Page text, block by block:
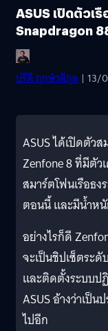
ASUS เปิดตัวเ
Snapdragon
ปรีดี ฤกษ์วลีกุล | 13/
ASUS ได้เปิดตัว
Zenfone 8 ที่มีตัว
สมาร์ตโฟนเรือธ
ตอนนี้ และมีน้ำหนั
อย่างไรก็ดี
จะเป็นชิปเซ็ตระดั
และติดตั้งระบบป
ASUS อ้างว่าเป็
ไปอีก